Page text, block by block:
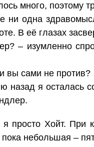
много, поэтому
ни одна
В её глазах
– изумленно
вы сами не против?
назад я осталась
просто Хойт.
небольшая –